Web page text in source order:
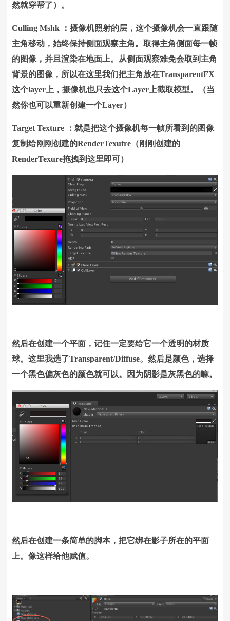
然就穿帮了）。
Culling Mshk ：摄像机照射的层，这个摄像机会一直跟随
主角移动，始终保持侧面观察主角。取得主角侧面每一帧
的图像，并且渲染在地面上。从侧面观察难免会取到主角
背景的图像，所以在这里我们把主角放在TransparentFX
这个layer上，摄像机也只去这个Layer上截取模型。（当
然你也可以重新创建一个Layer）
Target Texture ：就是把这个摄像机每一帧所看到的图像
复制给刚刚创建的RenderTexutre（刚刚创建的
RenderTexure拖拽到这里即可）
然后在创建一个平面，记住一定要给它一个透明的材质
球。这里我选了Transparent/Diffuse。然后是颜色，选择
一个黑色偏灰色的颜色就可以。因为阴影是灰黑色的嘛。
然后在创建一条简单的脚本，把它绑在影子所在的平面
上。像这样给他赋值。